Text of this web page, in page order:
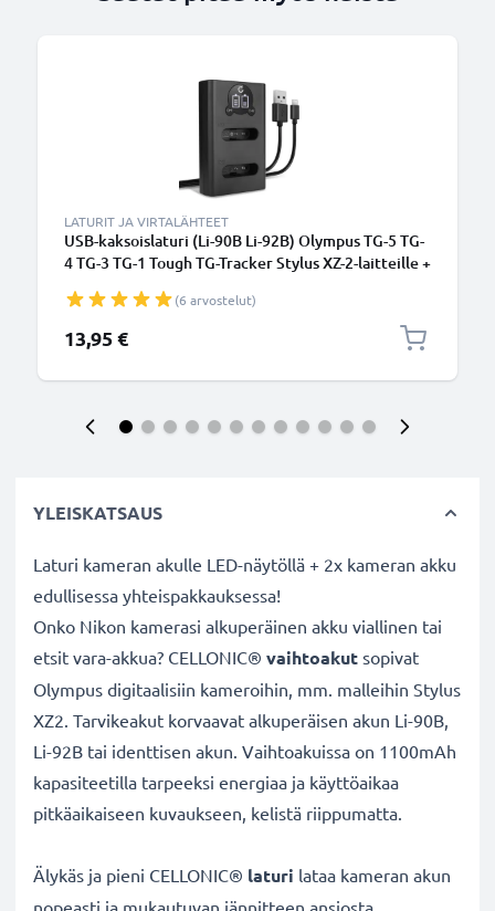
LATURIT JA VIRTALÄHTEET
USB-kaksoislaturi (Li-90B Li-92B) Olympus TG-5 TG-
4 TG-3 TG-1 Tough TG-Tracker Stylus XZ-2-laitteille +
(6 arvostelut)
13,95 €
YLEISKATSAUS
Laturi kameran akulle LED-näytöllä + 2x kameran akku
edullisessa yhteispakkauksessa!
Onko Nikon kamerasi alkuperäinen akku viallinen tai
etsit vara-akkua? CELLONIC® vaihtoakut sopivat
Olympus digitaalisiin kameroihin, mm. malleihin Stylus
XZ2. Tarvikeakut korvaavat alkuperäisen akun Li-90B,
Li-92B tai identtisen akun. Vaihtoakuissa on 1100mAh
kapasiteetilla tarpeeksi energiaa ja käyttöaikaa
pitkäaikaiseen kuvaukseen, kelistä riippumatta.
Älykäs ja pieni CELLONIC® laturi lataa kameran akun
nopeasti ja mukautuvan jännitteen ansiosta